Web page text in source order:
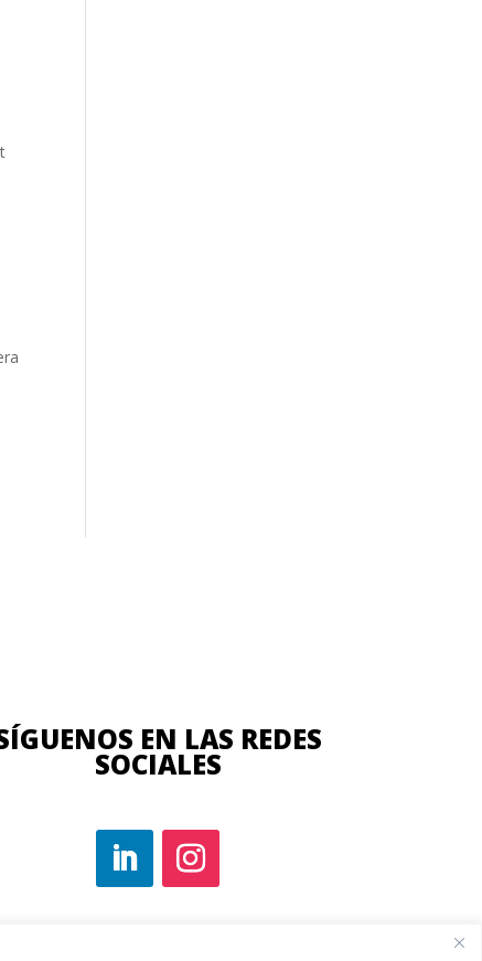
EN LAS REDES
SOCIALES